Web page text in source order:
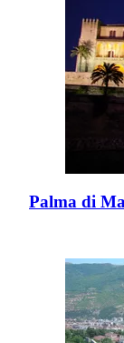
Palma di